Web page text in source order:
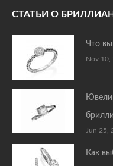
СТАТЬИ О
Что
Nov 10,
Jun 25,
Как